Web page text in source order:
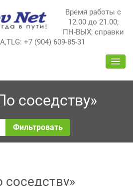
Время работы с
12.00 до 21.00;
ПН-ВЫХ; справки
+7 (904) 609-85-31
соседству»
Фильтровать